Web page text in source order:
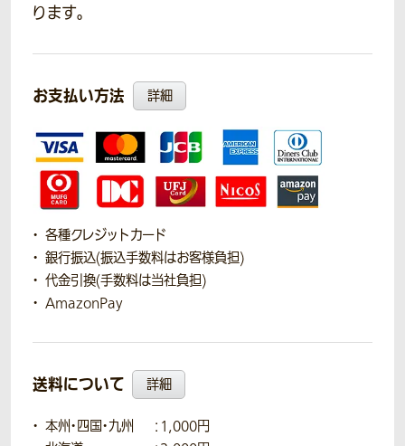
ります。
お支払い方法 詳細
各種クレジットカード
銀行振込(振込手数料はお客様負担)
代金引換(手数料は当社負担)
AmazonPay
送料について 詳細
本州・四国・九州
：1,000円